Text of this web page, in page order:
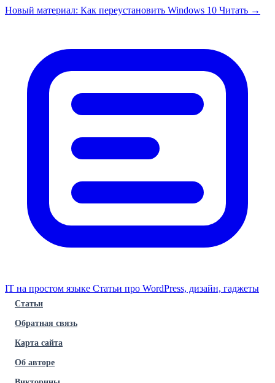
Перейти к содержимому
Новый материал: Как переустановить Windows 10 Читать →
IT на простом языке Статьи про WordPress, дизайн, гаджеты
Статьи
Обратная связь
Карта сайта
Об авторе